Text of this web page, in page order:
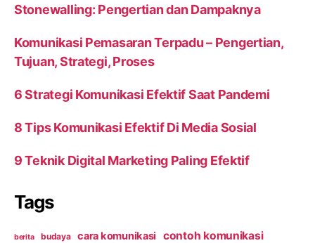
Stonewalling: Pengertian dan Dampaknya
Komunikasi Pemasaran Terpadu – Pengertian,
Tujuan, Strategi, Proses
6 Strategi Komunikasi Efektif Saat Pandemi
8 Tips Komunikasi Efektif Di Media Sosial
9 Teknik Digital Marketing Paling Efektif
Tags
berita budaya cara komunikasi contoh komunikasi